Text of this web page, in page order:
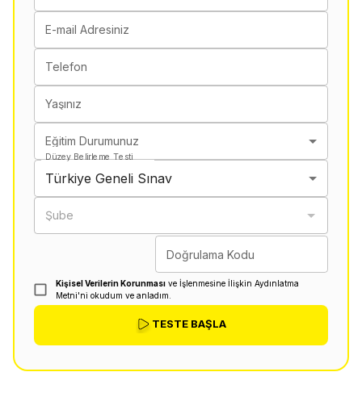
E-mail Adresiniz
Telefon
Yaşınız
Eğitim Durumunuz
Düzey Belirleme Testi
Türkiye Geneli Sınav
Şube
Doğrulama Kodu
Kişisel Verilerin Korunması ve İşlenmesine İlişkin Aydınlatma
Metni'ni okudum ve anladım.
TESTE BAŞLA